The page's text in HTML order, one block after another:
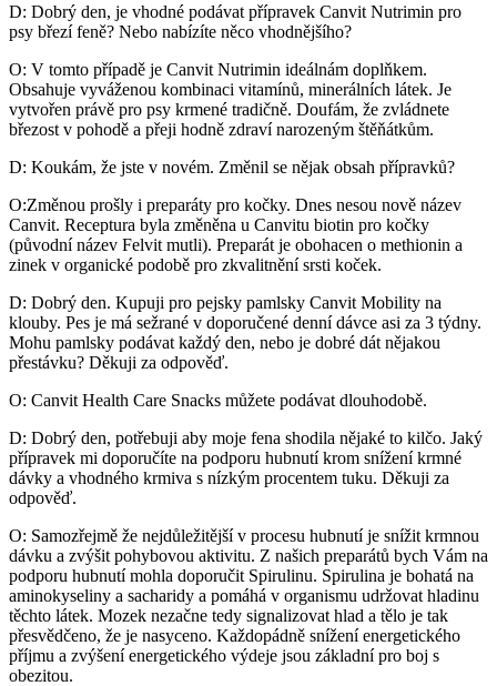
D: Dobrý den, je vhodné podávat přípravek Canvit Nutrimin pro
psy březí feně? Nebo nabízíte něco vhodnějšího?
O: V tomto případě je Canvit Nutrimin ideálnám doplňkem.
Obsahuje vyváženou kombinaci vitamínů, minerálních látek. Je
vytvořen právě pro psy krmené tradičně. Doufám, že zvládnete
březost v pohodě a přeji hodně zdraví narozeným štěňátkům.
D: Koukám, že jste v novém. Změnil se nějak obsah přípravků?
O:Změnou prošly i preparáty pro kočky. Dnes nesou nově název
Canvit. Receptura byla změněna u Canvitu biotin pro kočky
(původní název Felvit mutli). Preparát je obohacen o methionin a
zinek v organické podobě pro zkvalitnění srsti koček.
D: Dobrý den. Kupuji pro pejsky pamlsky Canvit Mobility na
klouby. Pes je má sežrané v doporučené denní dávce asi za 3 týdny.
Mohu pamlsky podávat každý den, nebo je dobré dát nějakou
přestávku? Děkuji za odpověď.
O: Canvit Health Care Snacks můžete podávat dlouhodobě.
D: Dobrý den, potřebuji aby moje fena shodila nějaké to kilčo. Jaký
přípravek mi doporučíte na podporu hubnutí krom snížení krmné
dávky a vhodného krmiva s nízkým procentem tuku. Děkuji za
odpověď.
O: Samozřejmě že nejdůležitější v procesu hubnutí je snížit krmnou
dávku a zvýšit pohybovou aktivitu. Z našich preparátů bych Vám na
podporu hubnutí mohla doporučit Spirulinu. Spirulina je bohatá na
aminokyseliny a sacharidy a pomáhá v organismu udržovat hladinu
těchto látek. Mozek nezačne tedy signalizovat hlad a tělo je tak
přesvědčeno, že je nasyceno. Každopádně snížení energetického
příjmu a zvýšení energetického výdeje jsou základní pro boj s
obezitou.